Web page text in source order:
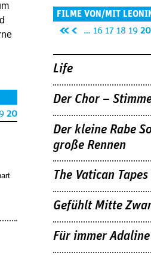
20
FILME VON/MIT
DISTRIBUTION
Seiten
st
e
Se
it
e
rh
ig
e
Se
it
e
… 16 17 18 19 20
Life
Der Chor –
Der kleine Rabe
große Rennen
The Vatican Tapes
Gefühlt Mitte
Für immer Adaline